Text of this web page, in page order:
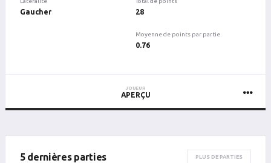
Gaucher 28
Moyenne de points par partie
0.76
JOUEUR
APERÇU
5 dernières parties PLUS DE PARTIES